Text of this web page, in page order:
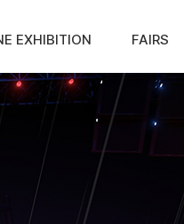
EXHIBITION FAIRS